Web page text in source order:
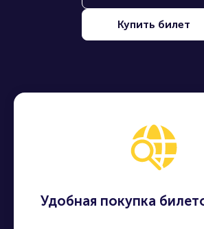
Купить билет
Удобная покупка